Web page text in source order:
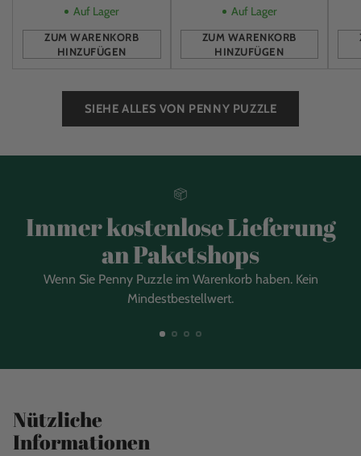
Auf Lager
ZUM WARENKORB
HINZUFÜGEN
Anzahl
Auf Lager
ZUM WARENKORB
HINZUFÜGEN
Anzahl
SIEHE ALLES VON PENNY PUZZLE
Immer kostenlose Lieferung
an Paketshops
Wenn Sie Penny Puzzle im Warenkorb haben. Kein
Mindestbestellwert.
Nützliche
Informationen